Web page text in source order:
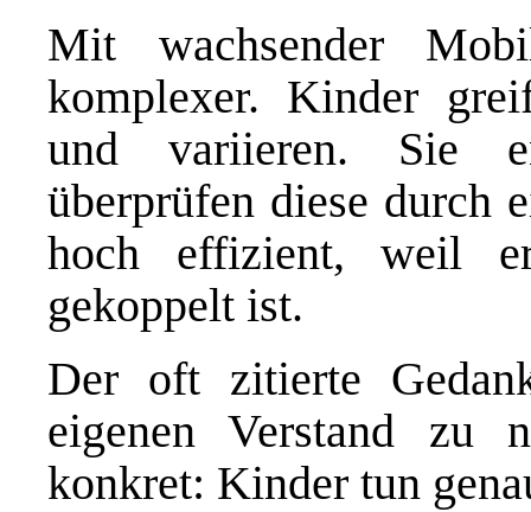
Mit wachsender
komplexer. Kinder
und variieren. Sie
überprüfen diese durch
hoch effizient, weil
gekoppelt ist.
Der oft zitierte
eigenen Verstand zu
konkret: Kinder tun